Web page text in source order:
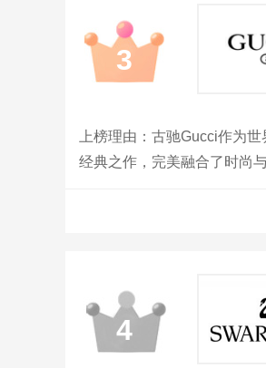
3
上榜理由：古驰Gucci作为
经典之作，完美融合了时尚
4